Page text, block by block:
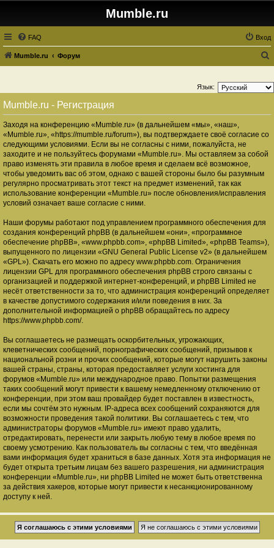
Mumble.ru
FAQ Вход
Mumble.ru Форум
и
к
Язык:
Mumble.ru - Регистрация
Заходя на конференцию «Mumble.ru» (в дальнейшем «мы», «наш»,
«Mumble.ru», «https://mumble.ru/forum»), вы подтверждаете своё согласие со
следующими условиями. Если вы не согласны с ними, пожалуйста, не
заходите и не пользуйтесь форумами «Mumble.ru». Мы оставляем за собой
право изменять эти правила в любое время и сделаем всё возможное,
чтобы уведомить вас об этом, однако с вашей стороны было бы разумным
регулярно просматривать этот текст на предмет изменений, так как
использование конференции «Mumble.ru» после обновления/исправления
условий означает ваше согласие с ними.
Наши форумы работают под управлением программного обеспечения для
создания конференций phpBB (в дальнейшем «они», «программное
обеспечение phpBB», «www.phpbb.com», «phpBB Limited», «phpBB Teams»),
выпущенного по лицензии «GNU General Public License v2» (в дальнейшем
«GPL»). Скачать его можно по адресу www.phpbb.com. Ограничения
лицензии GPL для программного обеспечения phpBB строго связаны с
организацией и поддержкой интернет-конференций, и phpBB Limited не
несёт ответственности за то, что администрация конференций определяет
в качестве допустимого содержания и/или поведения в них. За
дополнительной информацией о phpBB обращайтесь по адресу
https://www.phpbb.com/.
Вы соглашаетесь не размещать оскорбительных, угрожающих,
клеветнических сообщений, порнографических сообщений, призывов к
национальной розни и прочих сообщений, которые могут нарушить законы
вашей страны, страны, которая предоставляет услуги хостинга для
форумов «Mumble.ru» или международное право. Попытки размещения
таких сообщений могут привести к вашему немедленному отключению от
конференции, при этом ваш провайдер будет поставлен в известность,
если мы сочтём это нужным. IP-адреса всех сообщений сохраняются для
возможности проведения такой политики. Вы соглашаетесь с тем, что
администраторы форумов «Mumble.ru» имеют право удалить,
отредактировать, перенести или закрыть любую тему в любое время по
своему усмотрению. Как пользователь вы согласны с тем, что введённая
вами информация будет храниться в базе данных. Хотя эта информация не
будет открыта третьим лицам без вашего разрешения, ни администрация
конференции «Mumble.ru», ни phpBB Limited не может быть ответственна
за действия хакеров, которые могут привести к несанкционированному
доступу к ней.